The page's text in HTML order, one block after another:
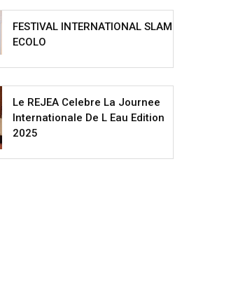
FESTIVAL INTERNATIONAL SLAM
ECOLO
Le REJEA Celebre La Journee
Internationale De L Eau Edition
2025